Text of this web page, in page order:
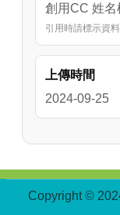
創用CC 姓名
引用時請標示資
上傳時間
2024-09-25
Copyright ©